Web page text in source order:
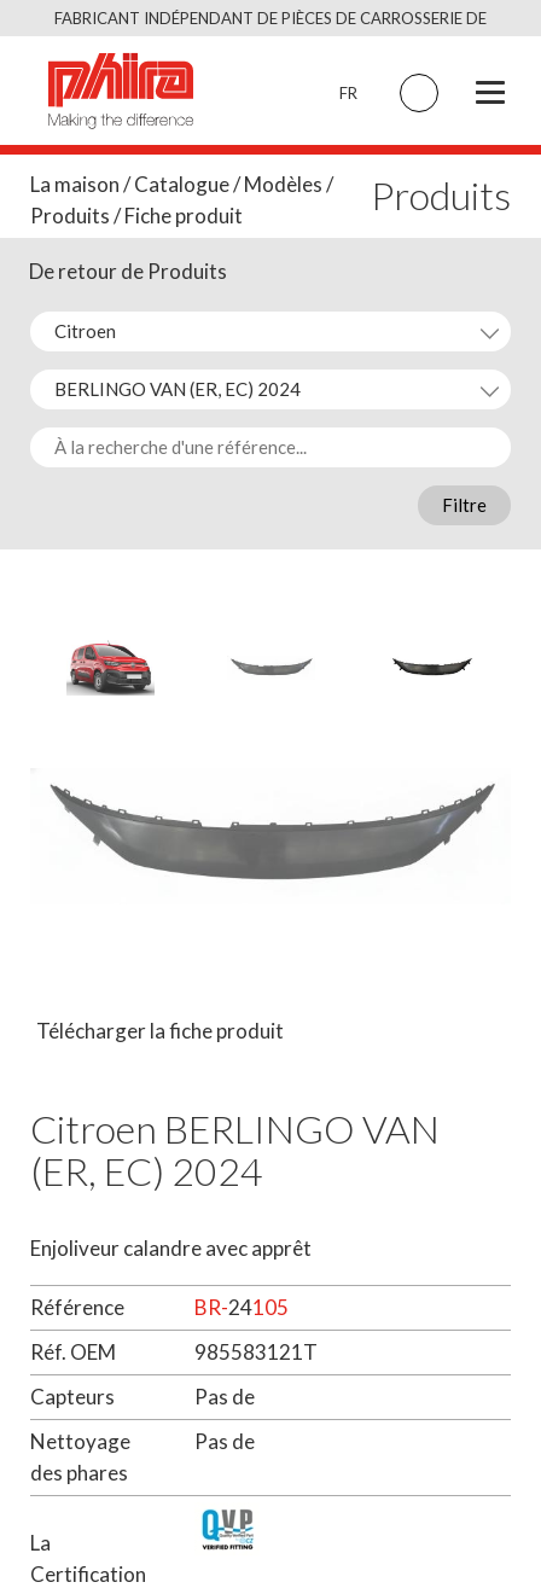
Skip
FABRICANT INDÉPENDANT DE PIÈCES DE CARROSSERIE DE
FR
La maison/Catalogue/Modèles/
Produits/ Fiche produit Produits
De retour de Produits
Filtre
Télécharger la fiche produit
Citroen BERLINGO VAN
(ER, EC) 2024
Enjoliveur calandre avec apprêt
Référence BR-24105
Réf. OEM
985583121T
Capteurs
Pas de
Nettoyage
des phares
Pas de
La
Certification